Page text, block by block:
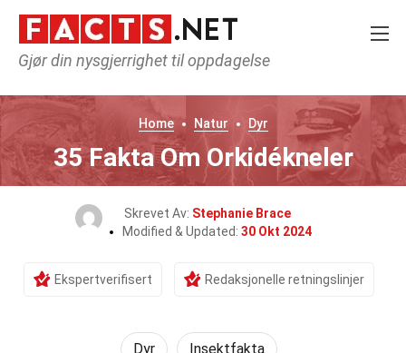
Gjør din nysgjerrighet til oppdagelse
Home Natur Dyr
35 Fakta Om Orkidékneler
Skrevet Av: Stephanie Brace
Modified & Updated: 30 Okt 2024
Ekspertverifisert Redaksjonelle retningslinjer
Dyr Insektfakta